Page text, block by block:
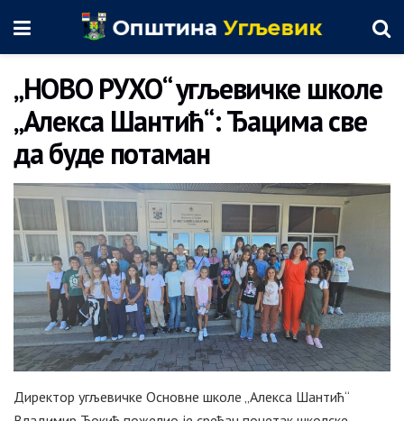
„НОВО РУХО“ угљевичке школе
„Алекса Шантић“: Ђацима све
да буде потаман
Директор угљевичке Основне школе „Алекса Шантић“